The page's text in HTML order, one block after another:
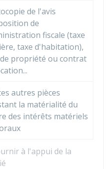
à l'appui de la
de l'avis
de
fiscale (taxe
taxe d'habitation),
propriété ou contrat
autres pièces
la matérialité du
des intérêts matériels